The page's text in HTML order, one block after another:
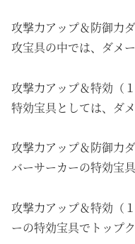
攻撃力アップ＆防御力
攻宝具の中では、ダメ
攻撃力アップ＆特効（
特効宝具としては、ダ
攻撃力アップ＆防御力
バーサーカーの特効宝具
攻撃力アップ＆特効
ーの特効宝具でトップク